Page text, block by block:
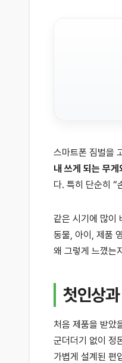
스마트폰 짐벌을
내 쓰게 되는 무게
다. 특히 단순히 “
같은 시기에 많이
동물, 아이, 제품
왜 그렇게 느꼈는
첫인상
처음 제품을 받았
군더더기 없이 정
가볍게 설계된 편